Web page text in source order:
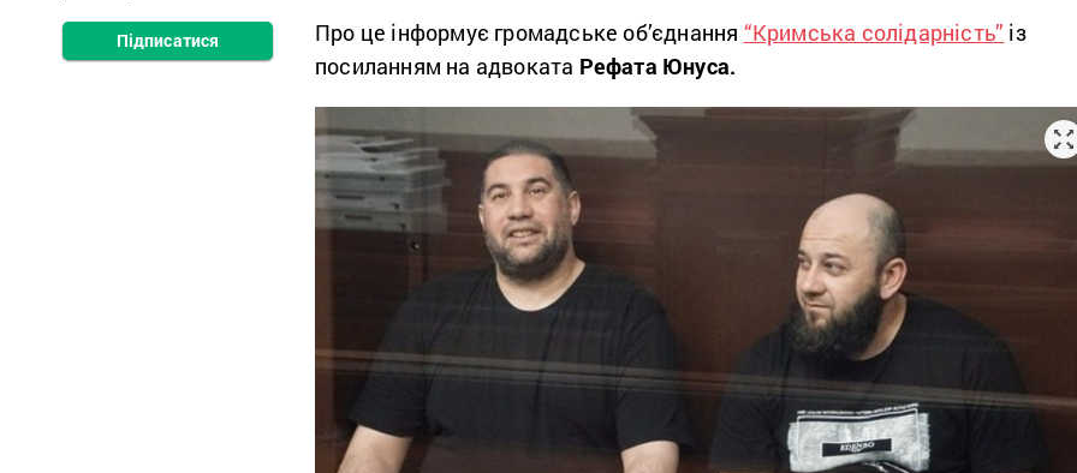
Підписатися
Про це інформує громадське об’єднання “Кримська солідарність” із
посиланням на адвоката Рефата Юнуса.